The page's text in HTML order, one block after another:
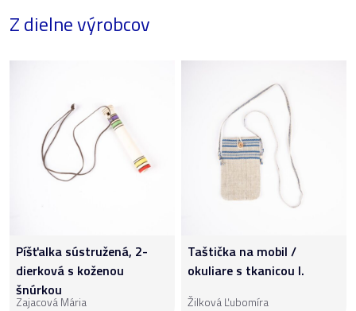
Z dielne výrobcov
Píšťalka sústružená, 2-
dierková s koženou
šnúrkou
Zajacová Mária
Taštička na mobil /
okuliare s tkanicou I.
Žilková Ľubomíra